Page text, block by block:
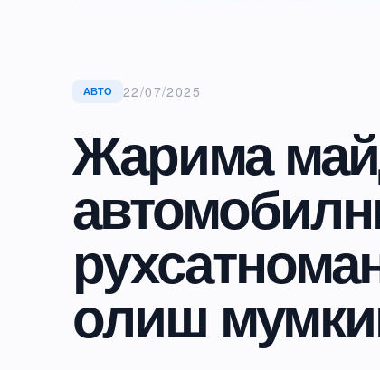
АВТО 22/07/2025
Жарима
олиш